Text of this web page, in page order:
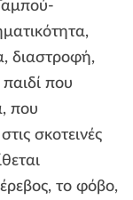
διαστροφή,
που
που
σκοτεινές
το φόβο,